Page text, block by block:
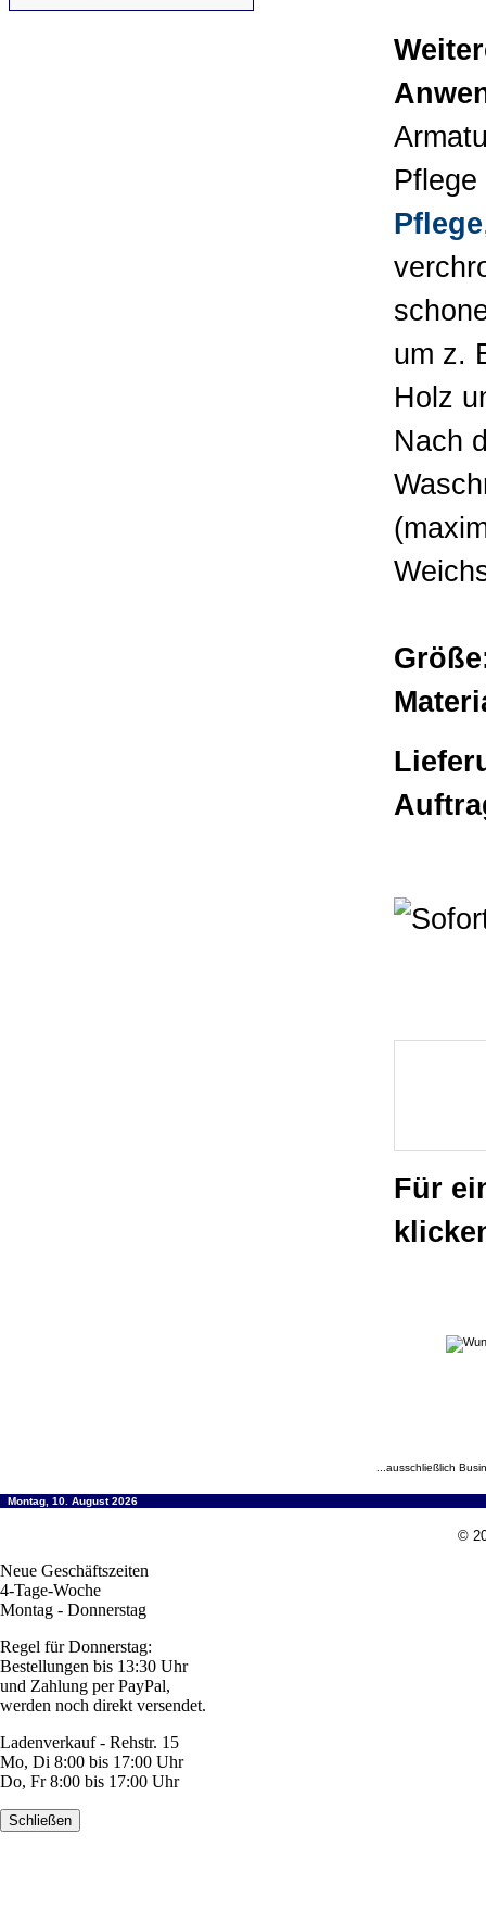
Pflege
um z.
Holz
Nach
Für
...ausschließlich
Montag, 10. August 2026
©
Neue Geschäftszeiten
4-Tage-Woche
Montag - Donnerstag
Regel für Donnerstag:
Bestellungen bis 13:30 Uhr
und Zahlung per PayPal,
werden noch direkt versendet.
Ladenverkauf - Rehstr. 15
Mo, Di 8:00 bis 17:00 Uhr
Do, Fr 8:00 bis 17:00 Uhr
Schließen